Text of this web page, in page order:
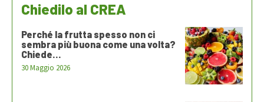
Chiedilo al CREA
Perché la frutta spesso non ci
sembra più buona come una volta?
Chiede...
30 Maggio 2026